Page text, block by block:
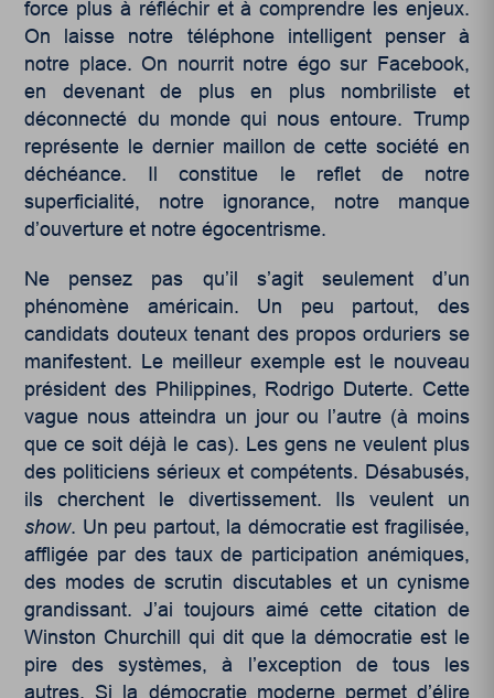
force plus à réfléchir et à comprendre les enjeux.
On laisse notre téléphone intelligent penser à
notre place. On nourrit notre égo sur Facebook,
en devenant de plus en plus nombriliste et
déconnecté du monde qui nous entoure. Trump
représente le dernier maillon de cette société en
déchéance. Il constitue le reflet de notre
superficialité, notre ignorance, notre manque
d’ouverture et notre égocentrisme.
Ne pensez pas qu’il s’agit seulement d’un
phénomène américain. Un peu partout, des
candidats douteux tenant des propos orduriers se
manifestent. Le meilleur exemple est le nouveau
président des Philippines, Rodrigo Duterte. Cette
vague nous atteindra un jour ou l’autre (à moins
que ce soit déjà le cas). Les gens ne veulent plus
des politiciens sérieux et compétents. Désabusés,
ils cherchent le divertissement. Ils veulent un
show. Un peu partout, la démocratie est fragilisée,
affligée par des taux de participation anémiques,
des modes de scrutin discutables et un cynisme
grandissant. J’ai toujours aimé cette citation de
Winston Churchill qui dit que la démocratie est le
pire des systèmes, à l’exception de tous les
autres. Si la démocratie moderne permet d’élire